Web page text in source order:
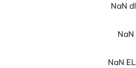
NaN dl
NaN
NaN EL